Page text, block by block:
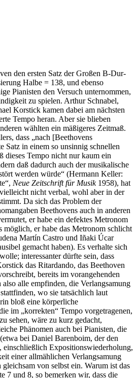
den ersten Satz der Großen B-Dur-
Halbe = 138, und ebenso
Pianisten den Versuch unternommen,
zu spielen. Arthur Schnabel,
Korstick kamen dabei am nächsten
Tempo heran. Aber sie blieben
wählten ein mäßigeres Zeitmaß.
dass „nach [Beethovens
Satz in einem so unsinnig schnellen
dieses Tempo nicht nur kaum ein
daß dadurch auch der musikalische
werden würde“ (Hermann Keller:
Neue Zeitschrift für Musik1958), hat
nicht verbal, wohl aber in der
Da sich das Problem der
Beethovens auch in anderen
er habe ein defektes Metronom
möglich, er habe das Metronom schlicht
Martín Castro und Iñaki Úcar
gemacht haben). Es verhalte sich
interessanter dürfte sein, dass
das Ritardando, das Beethoven
bereits im vorangehenden
alle empfinden, die Verlangsamung
wo sie tatsächlich laut
bloß eine körperliche
im „korrekten“ Tempo vorgetragenen,
sehen, wäre zu kurz gedacht,
Phänomen auch bei Pianisten, die
bei Daniel Barenboim, der den
Expositionswiederholung,
einer allmählichen Verlangsamung
von selbst ein. Warum ist das
7 und 8, so bemerken wir, dass die